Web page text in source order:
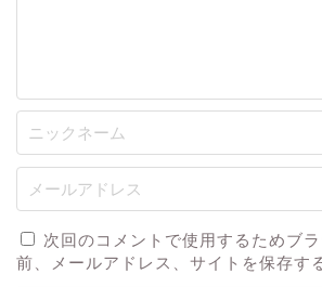
次回のコメントで使用するためブ
前、メールアドレス、サイトを保存す